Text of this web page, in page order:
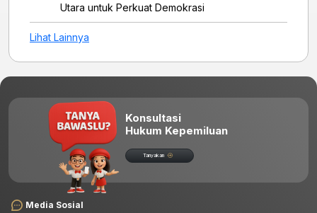
Utara untuk Perkuat Demokrasi
Lihat Lainnya
Media Sosial
Konsultasi
Hukum Kepemiluan
Tanyakan